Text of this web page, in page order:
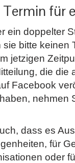
für
ein doppelter
bitte keinen
jetzigen
die die
Facebook
nehmen
dass es
für
oder